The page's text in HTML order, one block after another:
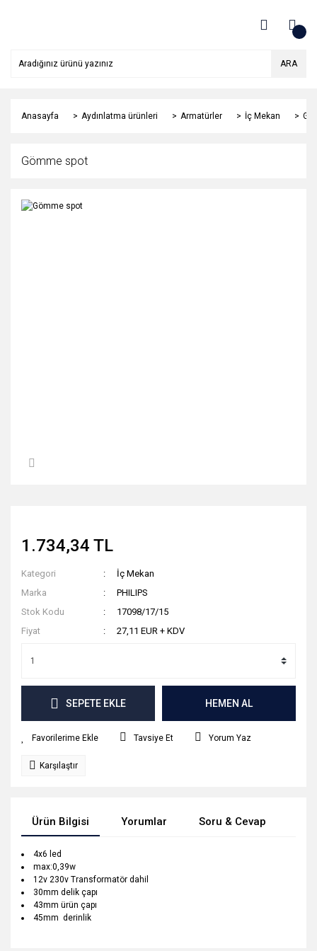
ARA
Anasayfa Aydınlatma ürünleri Armatürler İç Mekan
Gömme spot
1.734,34 TL
Kategori
İç Mekan
Marka
PHILIPS
Stok Kodu
17098/17/15
Fiyat
27,11 EUR + KDV
SEPETE EKLE HEMEN AL
Tavsiye Et Yorum Yaz
Karşılaştır
Ürün Bilgisi Yorumlar Soru & Cevap
4x6 led
max:0,39w
12v 230v Transformatör dahil
30mm delik çapı
43mm ürün çapı
45mm derinlik